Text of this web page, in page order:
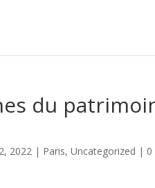
du
2022 | Paris,Uncategorized |